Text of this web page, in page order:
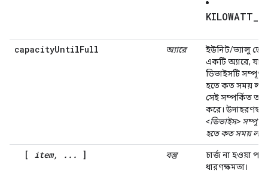
capacityUntilFull অ্যারে
ইউনিট/ভ্যালু
একটি অ্যারে, যা
ডিভাইসটি সম্পূর্ণ
হতে কত সময়
সেই সম্পর্কিত
করে।
<ডিভাইস> সম্পূর্ণ
হতে কত সময়
[ item, ... ] বস্তু
চার্জ না হওয়া
ধারণক্ষমতা।